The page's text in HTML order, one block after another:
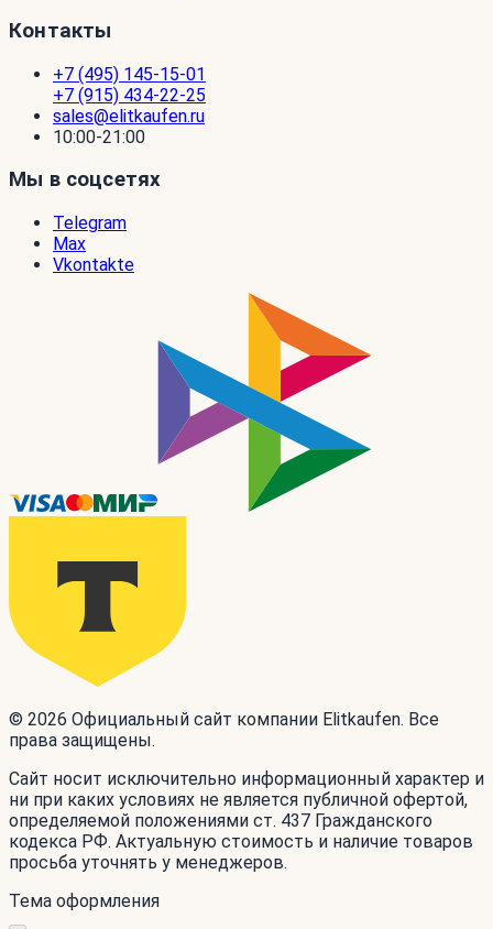
Контакты
+7 (495) 145-15-01
+7 (915) 434-22-25
sales@elitkaufen.ru
10:00-21:00
Мы в соцсетях
Telegram
Max
Vkontakte
© 2026 Официальный сайт компании Elitkaufen. Все
права защищены.
Сайт носит исключительно информационный характер и
ни при каких условиях не является публичной офертой,
определяемой положениями ст. 437 Гражданского
кодекса РФ. Актуальную стоимость и наличие товаров
просьба уточнять у менеджеров.
Тема оформления